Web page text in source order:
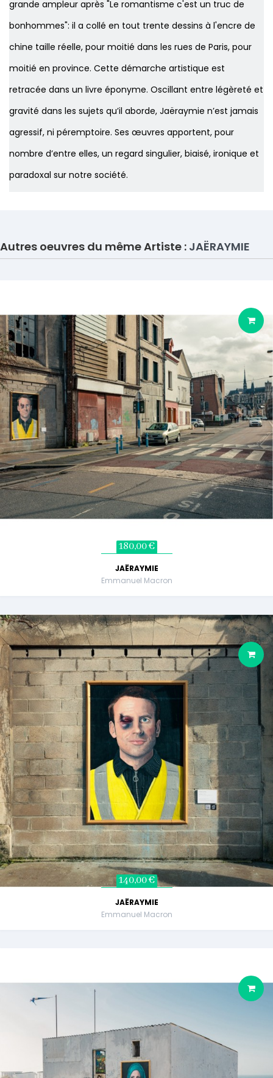
grande ampleur après "Le romantisme c'est un truc de
bonhommes": il a collé en tout trente dessins à l'encre de
chine taille réelle, pour moitié dans les rues de Paris, pour
moitié en province. Cette démarche artistique est
retracée dans un livre éponyme. Oscillant entre légèreté et
gravité dans les sujets qu’il aborde, Jaëraymie n’est jamais
agressif, ni péremptoire. Ses œuvres apportent, pour
nombre d’entre elles, un regard singulier, biaisé, ironique et
paradoxal sur notre société.
Autres oeuvres du même Artiste : JAËRAYMIE
180,00 €
JAËRAYMIE
Emmanuel Macron
140,00 €
JAËRAYMIE
Emmanuel Macron